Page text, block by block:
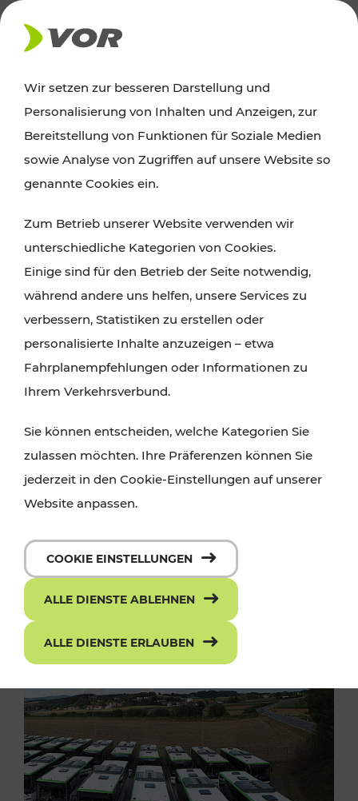
AKTUELLES
News
Alle wichtigen Meldungen zu Fahrplanänderungen,
finden Sie hier im Überblick.
Wir setzen zur besseren Darstellung und
Personalisierung von Inhalten und Anzeigen, zur
Bereitstellung von Funktionen für Soziale Medien
sowie Analyse von Zugriffen auf unsere Website so
genannte Cookies ein.
Zum Betrieb unserer Website verwenden wir
unterschiedliche Kategorien von Cookies.
Einige sind für den Betrieb der Seite notwendig,
während andere uns helfen, unsere Services zu
verbessern, Statistiken zu erstellen oder
personalisierte Inhalte anzuzeigen – etwa
Fahrplanempfehlungen oder Informationen zu
Ihrem Verkehrsverbund.
Sie können entscheiden, welche Kategorien Sie
zulassen möchten. Ihre Präferenzen können Sie
jederzeit in den Cookie-Einstellungen auf unserer
Website anpassen.
COOKIE EINSTELLUNGEN
ALLE DIENSTE ABLEHNEN
ALLE DIENSTE ERLAUBEN